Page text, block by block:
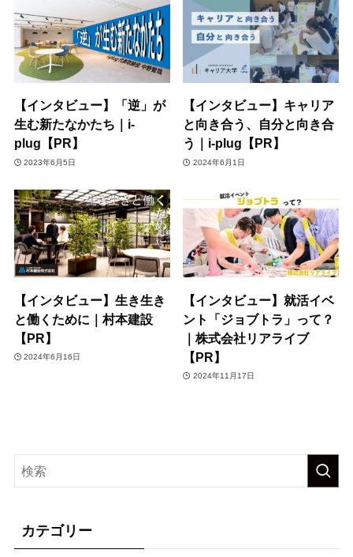
【インタビュー】「逆」が
生む新たなかたち｜i-
plug【PR】
2023年6月5日
【インタビュー】キャリア
と向き合う、自分と向き合
う｜i-plug【PR】
2024年6月1日
【インタビュー】生き生き
と働くために｜村本建設
【PR】
2024年6月16日
【インタビュー】就活イベ
ント「ジョブトラ」って？
｜株式会社リアライブ
【PR】
2024年11月17日
カテゴリー